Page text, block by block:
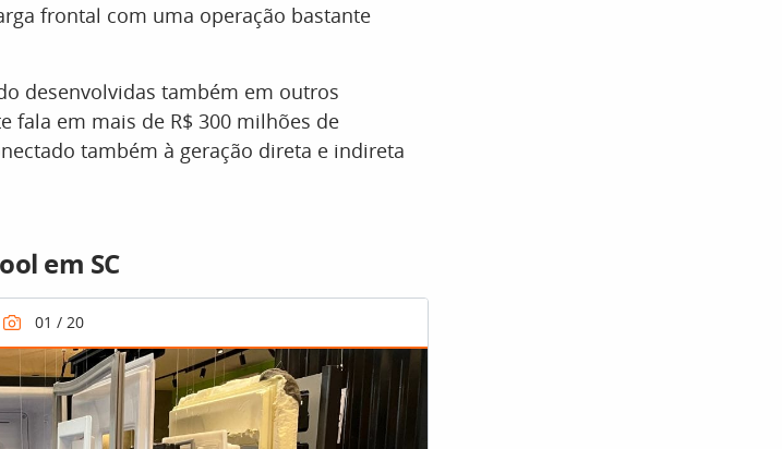
frontal com uma operação bastante
desenvolvidas também em outros
fala em mais de R$ 300 milhões de
também à geração direta e indireta
em SC